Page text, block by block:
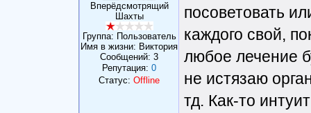
Вперёдсмотрящий
Шахты
Группа: Пользователь
Имя в жизни: Виктория
Сообщений: 3
Репутация: 0
Статус: Offline
посоветовать
каждого свой,
любое лечение
не истязаю
тд. Как-то